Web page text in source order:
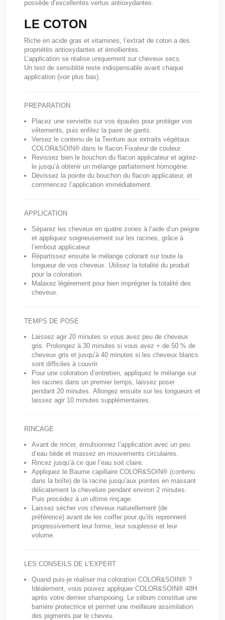
possède d’excellentes vertus antioxydantes.
LE COTON
Riche en acide gras et vitamines, l’extrait de coton a des
propriétés antioxydantes et émollientes.
L’application se réalise uniquement sur cheveux secs.
Un test de sensiblité reste indispensable avant chaque
application (voir plus bas).
PREPARATION
Placez une serviette sur vos épaules pour protéger vos
vêtements, puis enfilez la paire de gants.
Versez le contenu de la Teinture aux extraits végétaux
COLOR&SOIN® dans le flacon Fixateur de couleur.
Revissez bien le bouchon du flacon applicateur et agitez-
le jusqu’à obtenir un mélange parfaitement homogène.
Dévissez la pointe du bouchon du flacon applicateur, et
commencez l’application immédiatement.
APPLICATION
Séparez les cheveux en quatre zones à l’aide d’un peigne
et appliquez soigneusement sur les racines, grâce à
l’embout applicateur.
Répartissez ensuite le mélange colorant sur toute la
longueur de vos cheveux. Utilisez la totalité du produit
pour la coloration.
Malaxez légèrement pour bien imprégner la totalité des
cheveux.
TEMPS DE POSE
Laissez agir 20 minutes si vous avez peu de cheveux
gris. Prolongez à 30 minutes si vous avez + de 50 % de
cheveux gris et jusqu’à 40 minutes si les cheveux blancs
sont difficiles à couvrir.
Pour une coloration d’entretien, appliquez le mélange sur
les racines dans un premier temps, laissez poser
pendant 20 minutes. Allongez ensuite sur les longueurs et
laissez agir 10 minutes supplémentaires.
RINCAGE
Avant de rincer, émulsionnez l’application avec un peu
d’eau tiède et massez en mouvements circulaires.
Rincez jusqu’à ce que l’eau soit claire.
Appliquez le Baume capillaire COLOR&SOIN® (contenu
dans la boîte) de la racine jusqu’aux pointes en massant
délicatement la chevelure pendant environ 2 minutes.
Puis procédez à un ultime rinçage.
Laissez sécher vos cheveux naturellement (de
préférence) avant de les coiffer pour qu’ils reprennent
progressivement leur forme, leur souplesse et leur
volume.
LES CONSEILS DE L’EXPERT
Quand puis-je réaliser ma coloration COLOR&SOIN® ?
Idéalement, vous pouvez appliquer COLOR&SOIN® 48H
après votre dernier shampooing. Le sébum constitue une
barrière protectrice et permet une meilleure assimilation
des pigments par le cheveu.